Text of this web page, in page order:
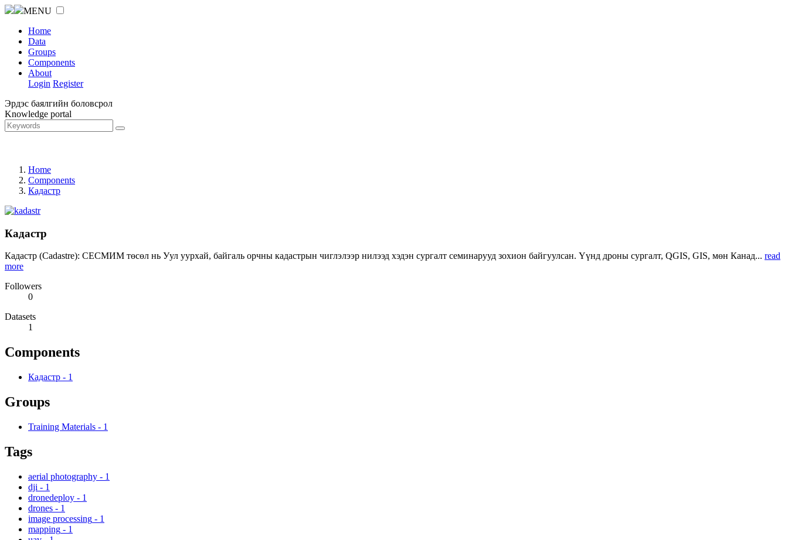
MENU
Home
Data
Groups
Components
About
Login Register
Эрдэс баялгийн боловсрол
Knowledge portal
Home
Components
Кадастр
Кадастр
Кадастр (Cadastre): СЕСМИМ төсөл нь Уул уурхай, байгаль орчны кадастрын чиглэлээр нилээд хэдэн сургалт семинарууд зохион байгуулсан. Үүнд дроны сургалт, QGIS, GIS, мөн Канад... read
more
Followers
0
Datasets
1
Components
Кадастр - 1
Groups
Training Materials - 1
Tags
aerial photography - 1
dji - 1
dronedeploy - 1
drones - 1
image processing - 1
mapping - 1